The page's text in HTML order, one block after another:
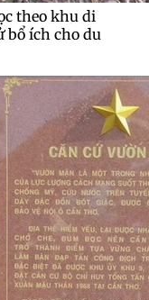
theo khu di
bổ ích cho du